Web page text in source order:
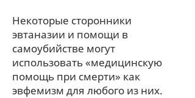
Некоторые сторонники
эвтаназии и помощи в
самоубийстве могут
использовать «медицинскую
помощь при смерти» как
эвфемизм для любого из них.